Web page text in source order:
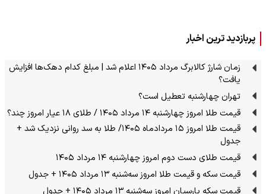
پربازدید ترین اخبار
زمان شارژ کالابرگ مرداد ۱۴۰۵ اعلام شد | مبلغ کدام دهک‌ها افزایش
یافت؟
تهران چهارشنبه تعطیل است؟
قیمت طلا امروز چهارشنبه ۱۴ مرداد ۱۴۰۵ / طلای ۱۸ عیار امروز چند؟
قیمت طلا امروز ۱۵ مردادماه ۱۴۰۵/ طلا به سد روانی نزدیک شد +
جدول
قیمت طلای دست دوم امروز چهارشنبه ۱۴ مرداد ۱۴۰۵
قیمت سکه و قیمت طلا امروز سه‌شنبه ۱۳ مرداد ۱۴۰۵ + جدول